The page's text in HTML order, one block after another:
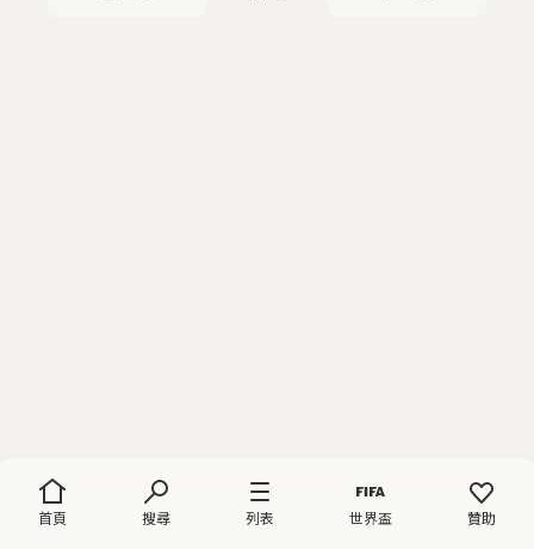
首頁 搜尋 列表 世界盃 贊助